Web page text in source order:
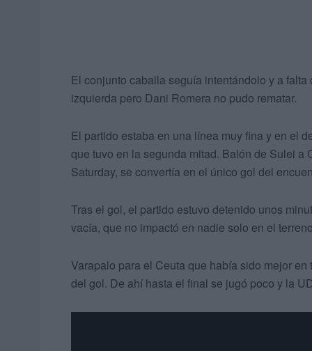
El conjunto caballa seguía intentándolo y a
izquierda pero Dani Romera no pudo rematar.
El partido estaba en una línea muy fina y en el
que tuvo en la segunda mitad. Balón de Sulei a
Saturday, se convertía en el único gol del
Tras el gol, el partido estuvo detenido unos
vacía, que no impactó en nadie solo en el
Varapalo para el Ceuta que había sido mejor
del gol. De ahí hasta el final se jugó poco y la